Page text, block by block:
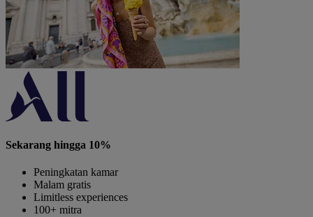
Sekarang hingga 10%
Peningkatan kamar
Malam gratis
Limitless experiences
100+ mitra